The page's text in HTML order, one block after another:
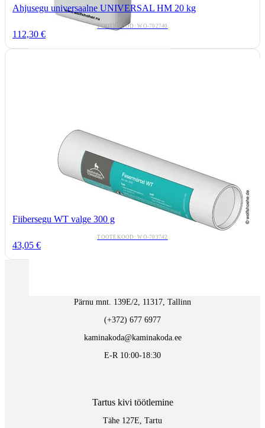
Ahjusegu universaalne UNIVERSAL HM 20 kg
TOOTEKOOD: WO-702740
112,30 €
Fiibersegu WT valge 300 g
TOOTEKOOD: WO-703742
43,05 €
Pärnu mnt. 139E/2, 11317, Tallinn
(+372) 677 6977
kaminakoda@kaminakoda.ee
E-R 10:00-18:30
Tartus kivi töötlemine
Tähe 127E, Tartu